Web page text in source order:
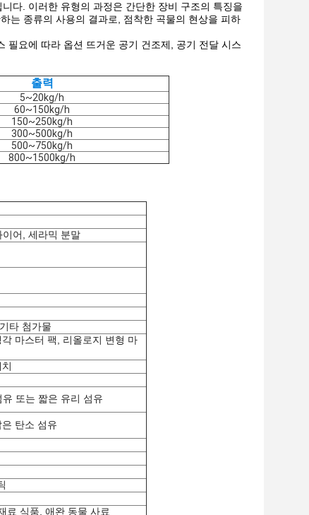
다. 이러한 유형의 과정은 간단한 장비 구조의 특징을
는 종류의 사용의 결과로, 점착한 곡물의 현상을 피하
필요에 따라 옵션 뜨거운 공기 건조제, 공기 전달 시스
출력
5~20kg/h
60~150kg/h
150~250kg/h
300~500kg/h
500~750kg/h
800~1500kg/h
이어, 세라믹 분말
타 첨가물
마스터 팩, 리올로지 변형 마
유 또는 짧은 유리 섬유
탄소 섬유
료 식품, 애완 동물 사료